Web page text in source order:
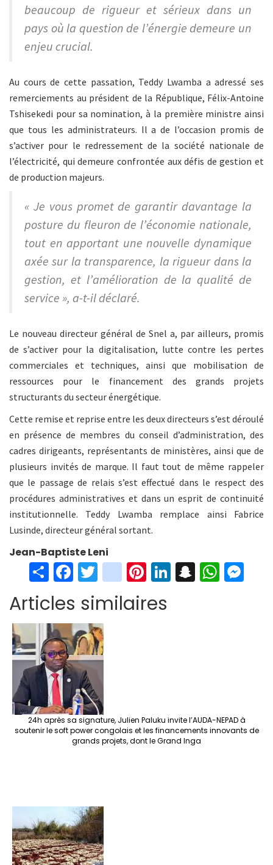
beaucoup de rigueur et sérieux dans un
pays où la question de l’énergie demeure un
enjeu crucial.
Au cours de cette passation, Teddy Lwamba a adressé ses
remerciements au président de la République, Félix-Antoine
Tshisekedi pour sa nomination, à la première ministre ainsi
que tous les administrateurs. Il a de l’occasion promis de
s’activer pour le redressement de la société nationale de
l’électricité, qui demeure confrontée aux défis de gestion et
de production majeurs.
« Je vous promet de garantir davantage la
posture du fleuron de l’économie nationale,
tout en apportant une nouvelle dynamique
axée sur la transparence, la rigueur dans la
gestion, et l’amélioration de la qualité de
service », a-t-il déclaré.
Le nouveau directeur général de Snel a, par ailleurs, promis
de s’activer pour la digitalisation, lutte contre les pertes
commerciales et techniques, ainsi que mobilisation de
ressources pour le financement des grands projets
structurants du secteur énergétique.
Cette remise et reprise entre les deux directeurs s’est déroulé
en présence de membres du conseil d’administration, des
cadres dirigeants, représentants de ministères, ainsi que de
plusieurs invités de marque. Il faut tout de même rappeler
que le passage de relais s’est effectué dans le respect des
procédures administratives et dans un esprit de continuité
institutionnelle. Teddy Lwamba remplace ainsi Fabrice
Lusinde, directeur général sortant.
Jean-Baptiste Leni
S
h
ar
e
Fa
ce
b
o
o
k
T
wi
tt
er
in
st
ag
Pi
er
Li S W
Articles similaires
24h après sa signature, Julien Paluku invite l’AUDA-NEPAD à
soutenir le soft power congolais et les financements innovants de
grands projets, dont le Grand Inga